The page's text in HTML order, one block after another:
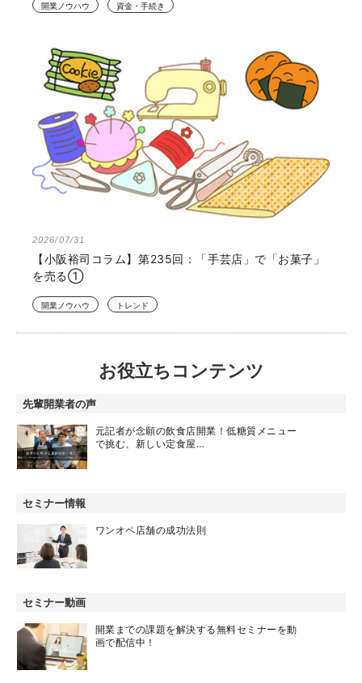
開業ノウハウ 資金・手続き
2026/07/31
【小阪裕司コラム】第235回：「手芸店」で「お菓子」
を売る①
開業ノウハウ トレンド
お役立ちコンテンツ
先輩開業者の声
元記者が念願の飲食店開業！低糖質メニュー
で挑む、新しい定食屋…
セミナー情報
ワンオペ店舗の成功法則
セミナー動画
開業までの課題を解決する無料セミナーを動
画で配信中！